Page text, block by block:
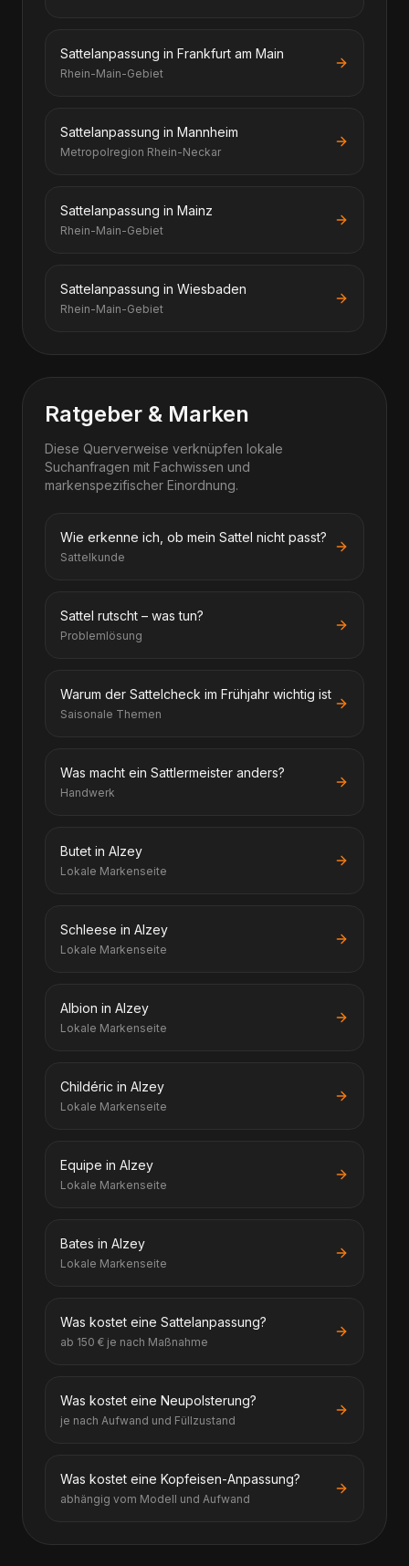
Sattelanpassung in Frankfurt am Main
Rhein-Main-Gebiet
Sattelanpassung in Mannheim
Metropolregion Rhein-Neckar
Sattelanpassung in Mainz
Rhein-Main-Gebiet
Sattelanpassung in Wiesbaden
Rhein-Main-Gebiet
Ratgeber & Marken
Diese Querverweise verknüpfen lokale
Suchanfragen mit Fachwissen und
markenspezifischer Einordnung.
Wie erkenne ich, ob mein Sattel nicht passt?
Sattelkunde
Sattel rutscht – was tun?
Problemlösung
Warum der Sattelcheck im Frühjahr wichtig ist
Saisonale Themen
Was macht ein Sattlermeister anders?
Handwerk
Butet in Alzey
Lokale Markenseite
Schleese in Alzey
Lokale Markenseite
Albion in Alzey
Lokale Markenseite
Childéric in Alzey
Lokale Markenseite
Equipe in Alzey
Lokale Markenseite
Bates in Alzey
Lokale Markenseite
Was kostet eine Sattelanpassung?
ab 150 € je nach Maßnahme
Was kostet eine Neupolsterung?
je nach Aufwand und Füllzustand
Was kostet eine Kopfeisen-Anpassung?
abhängig vom Modell und Aufwand